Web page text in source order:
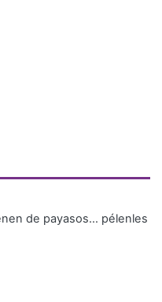
de payasos… pélenles